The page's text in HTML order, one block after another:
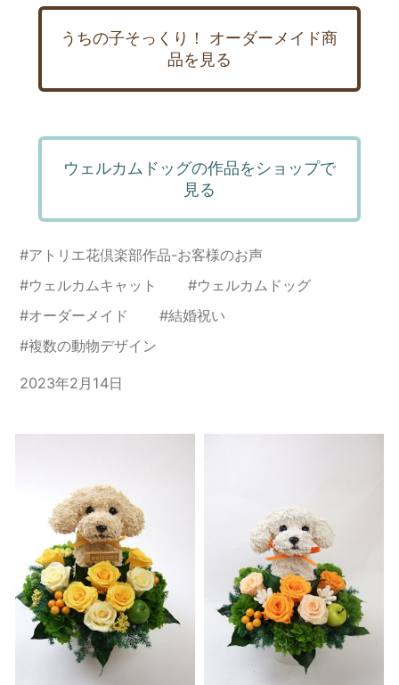
うちの子そっくり！ オーダーメイド商
品を見る
ウェルカムドッグの作品をショップで
見る
#アトリエ花倶楽部作品-お客様のお声
#ウェルカムキャット #ウェルカムドッグ
#オーダーメイド #結婚祝い
#複数の動物デザイン
2023年2月14日